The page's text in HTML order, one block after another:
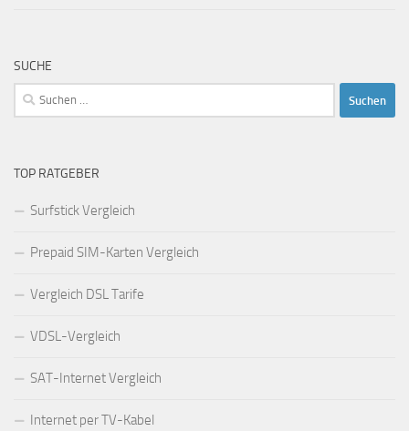
SUCHE
Suchen
nach:
TOP RATGEBER
Surfstick Vergleich
Prepaid SIM-Karten Vergleich
Vergleich DSL Tarife
VDSL-Vergleich
SAT-Internet Vergleich
Internet per TV-Kabel